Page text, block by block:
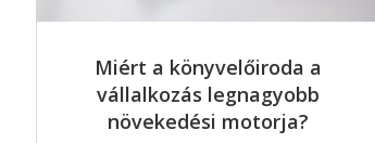
Miért a könyvelőiroda a
vállalkozás legnagyobb
növekedési motorja?